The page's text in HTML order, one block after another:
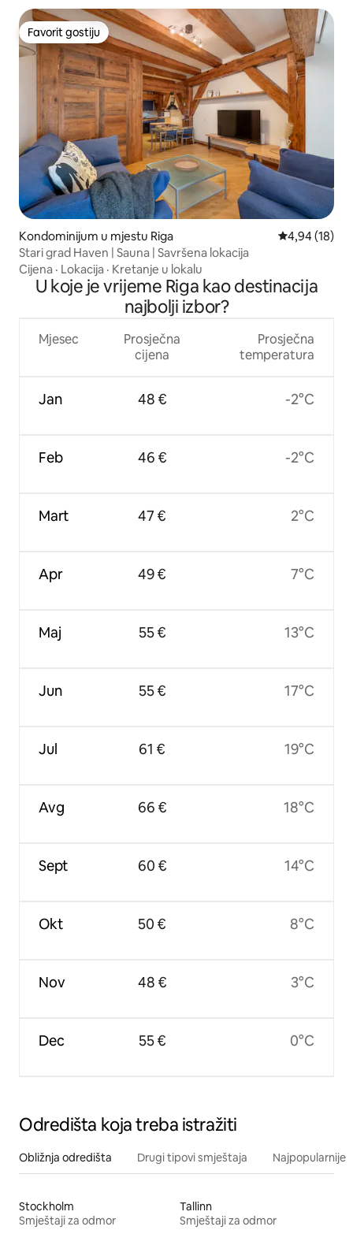
Favorit gostiju
Favorit gostiju
Kondominijum u mjestu Riga prosječna
4,94 (18)
Stari grad Haven | Sauna | Savršena lokacija
Cijena · Lokacija · Kretanje u lokalu
U koje je vrijeme Riga kao destinacija
najbolji izbor?
Mjesec
Jan
Feb
Mart
Apr
Maj
Jun
Jul
Avg
Sept
Okt
Nov
Dec
Prosječna
cijena
48 €
46 €
47 €
49 €
55 €
55 €
61 €
66 €
60 €
50 €
48 €
55 €
Prosječna
temperatura
-2°C
-2°C
2°C
7°C
13°C
17°C
19°C
18°C
14°C
8°C
3°C
0°C
Odredišta koja treba istražiti
Obližnja odredišta Drugi tipovi smještaja Najpopularnije
Stockholm
Smještaji za odmor
Tallinn
Smještaji za odmor